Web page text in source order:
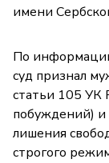
имени
По
суд признал
статьи 105 УК
побуждений) и
лишения
строгого